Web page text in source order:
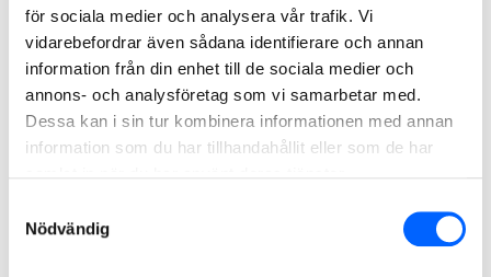
för sociala medier och analysera vår trafik. Vi
vidarebefordrar även sådana identifierare och annan
information från din enhet till de sociala medier och
annons- och analysföretag som vi samarbetar med.
Dessa kan i sin tur kombinera informationen med annan
information som du har tillhandahållit eller som de har
Nödvändig
Vindkraft, Åmliden, Skellefteå